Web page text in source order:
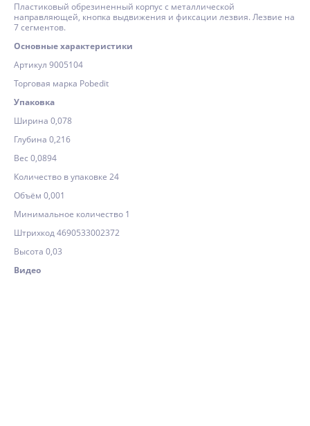
Пластиковый обрезиненный корпус с металлической
направляющей, кнопка выдвижения и фиксации лезвия. Лезвие на
7 сегментов.
Основные характеристики
Артикул 9005104
Торговая марка Pobedit
Упаковка
Ширина 0,078
Глубина 0,216
Вес 0,0894
Количество в упаковке 24
Объём 0,001
Минимальное количество 1
Штрихкод 4690533002372
Высота 0,03
Видео